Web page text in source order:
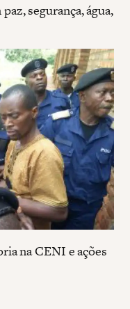
segurança, água,
na CENI e ações